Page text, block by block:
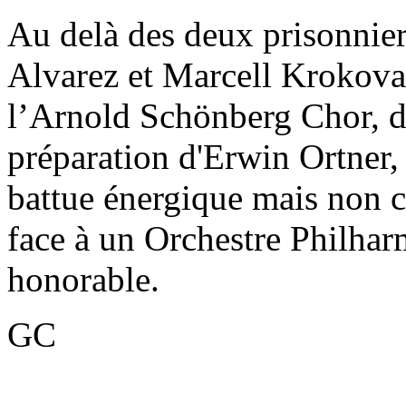
Au delà des deux
Alvarez et Marcell
l’Arnold Schönberg Chor,
préparation d'Erwin
battue énergique mais
face à un Orchestre
honorable.
GC